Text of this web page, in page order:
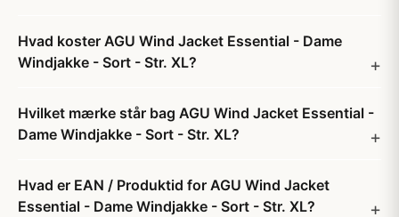
Hvad koster AGU Wind Jacket Essential - Dame
Windjakke - Sort - Str. XL?
Hvilket mærke står bag AGU Wind Jacket Essential -
Dame Windjakke - Sort - Str. XL?
Hvad er EAN / Produktid for AGU Wind Jacket
Essential - Dame Windjakke - Sort - Str. XL?